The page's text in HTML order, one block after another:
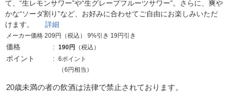
て、“生レモンサワー”や“生グレープフルーツサワー”。さらに、爽や
かな“ソーダ割り”など、お好みに合わせてご自由にお楽しみいただ
けます。 詳細
メーカー価格 209円（税込） 9%引き 19円引き
価格 190円 （税込）
ポイント
6ポイント
（6円相当）
20歳未満の者の飲酒は法律で禁止されております。